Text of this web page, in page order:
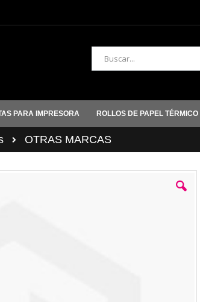
Buscar
PARA IMPRESORA ROLLOS DE PAPEL TÉRMICO
OTRAS MARCAS